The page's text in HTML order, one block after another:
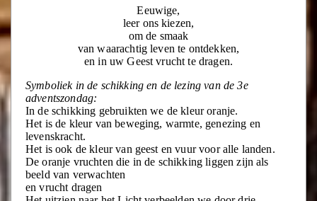
Eeuwige,
leer ons kiezen,
om de smaak
van waarachtig leven te ontdekken,
en in uw Geest vrucht te dragen.
Symboliek in de schikking en de lezing van de 3e
adventszondag:
In de schikking gebruikten we de kleur oranje.
Het is de kleur van beweging, warmte, genezing en
levenskracht.
Het is ook de kleur van geest en vuur voor alle landen.
De oranje vruchten die in de schikking liggen zijn als
beeld van verwachten
en vrucht dragen